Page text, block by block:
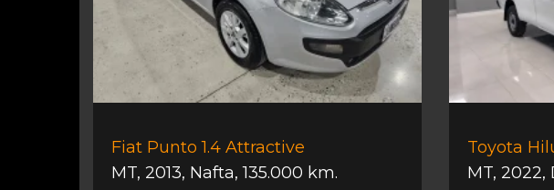
Fiat Punto 1.4 Attractive
MT, 2013, Nafta,135.000 km.
Toyota
MT, 2022,